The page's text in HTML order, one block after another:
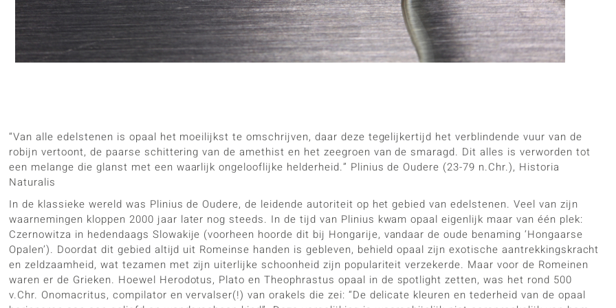
♦ Zilveren ringen
♦ Zilveren oorbellen
♦ Zilveren hangers
Platina sieraden
Sieraden in varianten
Ringmaten
Kyaniet Lapis Lazuli
Maansteen
Parel Kwarts
Rhodoliet
Topaas Turkoois
Toermalijn
Vitale Minerale
“Van alle edelstenen is opaal het moeilijkst te omschrijven, daar deze tegelijkertijd het verblindende vuur van de
robijn vertoont, de paarse schittering van de amethist en het zeegroen van de smaragd. Dit alles is verworden tot
een melange die glanst met een waarlijk ongelooflijke helderheid.” Plinius de Oudere (23-79 n.Chr.), Historia
Naturalis
In de klassieke wereld was Plinius de Oudere, de leidende autoriteit op het gebied van edelstenen. Veel van zijn
waarnemingen kloppen 2000 jaar later nog steeds. In de tijd van Plinius kwam opaal eigenlijk maar van één plek:
Czernowitza in hedendaags Slowakije (voorheen hoorde dit bij Hongarije, vandaar de oude benaming ‘Hongaarse
Opalen’). Doordat dit gebied altijd uit Romeinse handen is gebleven, behield opaal zijn exotische aantrekkingskracht
en zeldzaamheid, wat tezamen met zijn uiterlijke schoonheid zijn populariteit verzekerde. Maar voor de Romeinen
waren er de Grieken. Hoewel Herodotus, Plato en Theophrastus opaal in de spotlight zetten, was het rond 500
v.Chr. Onomacritus, compilator en vervalser(!) van orakels die zei: “De delicate kleuren en tederheid van de opaal